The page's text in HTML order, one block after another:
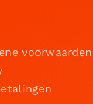
voorwaarden